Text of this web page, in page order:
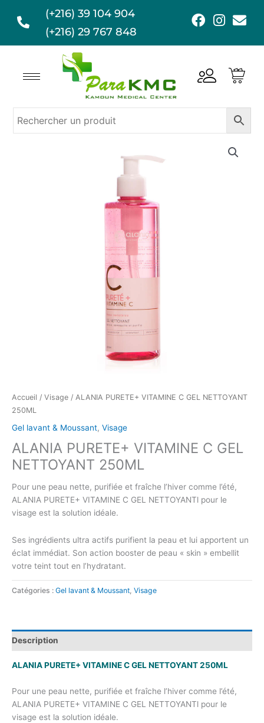
(+216) 39 104 904
(+216) 29 767 848
F
c
b
o
I
s
E
v
l
o
e
Accueil / Visage / ALANIA PURETE+ VITAMINE C GEL NETTOYANT
250ML
Gel lavant & Moussant, Visage
ALANIA PURETE+ VITAMINE C GEL
NETTOYANT 250ML
Pour une peau nette, purifiée et fraîche l’hiver comme l’été,
ALANIA PURETE+ VITAMINE C GEL NETTOYANTl pour le
visage est la solution idéale.
Ses ingrédients ultra actifs purifient la peau et lui apportent un
éclat immédiat. Son action booster de peau « skin » embellit
votre teint tout en l’hydratant.
Catégories : Gel lavant & Moussant, Visage
Description
ALANIA PURETE+ VITAMINE C GEL NETTOYANT 250ML
Pour une peau nette, purifiée et fraîche l’hiver comme l’été,
ALANIA PURETE+ VITAMINE C GEL NETTOYANTl pour le
visage est la solution idéale.